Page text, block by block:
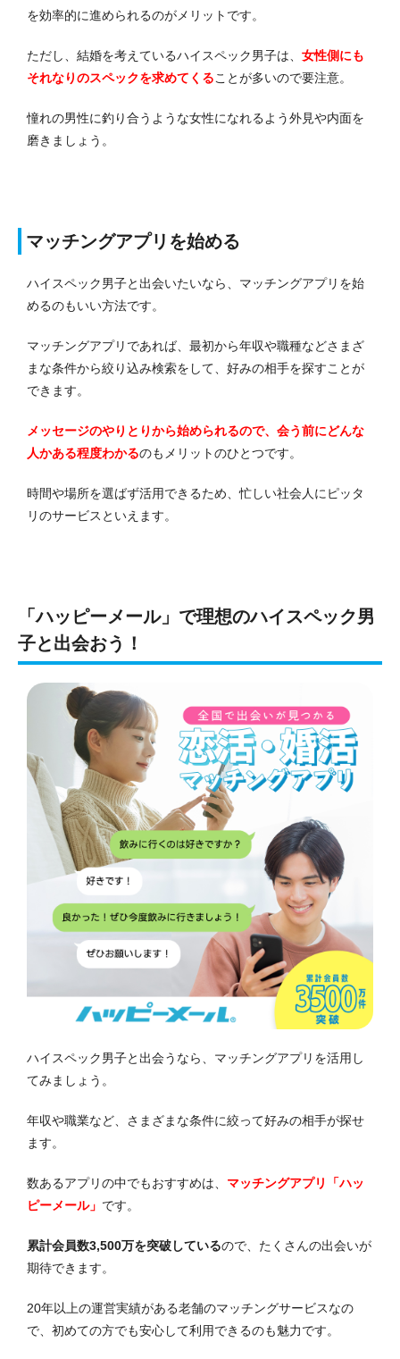
を効率的に進められるのがメリットです。
ただし、結婚を考えているハイスペック男子は、 女性側にも
それなりのスペックを求めてくることが多いので要注意。
憧れの男性に釣り合うような女性になれるよう外見や内面を
磨きましょう。
マッチングアプリを始める
ハイスペック男子と出会いたいなら、マッチングアプリを始
めるのもいい方法です。
マッチングアプリであれば、最初から年収や職種などさまざ
まな条件から絞り込み検索をして、好みの相手を探すことが
できます。
メッセージのやりとりから始められるので、会う前にどんな
人かある程度わかるのもメリットのひとつです。
時間や場所を選ばず活用できるため、忙しい社会人にピッタ
リのサービスといえます。
「ハッピーメール」で理想のハイスペック男
子と出会おう！
ハイスペック男子と出会うなら、マッチングアプリを活用し
てみましょう。
年収や職業など、さまざまな条件に絞って好みの相手が探せ
ます。
数あるアプリの中でもおすすめは、 マッチングアプリ「ハッ
ピーメール」 です。
累計会員数3,500万を突破しているので、たくさんの出会いが
期待できます。
20年以上の運営実績がある老舗のマッチングサービスなの
で、初めての方でも安心して利用できるのも魅力です。